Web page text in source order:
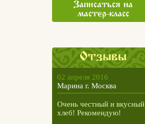
Записаться на
мастер-класс
Отзывы
02 апреля 2016
Марина г. Москва
Очень честный и вкусный
хлеб! Рекомендую!